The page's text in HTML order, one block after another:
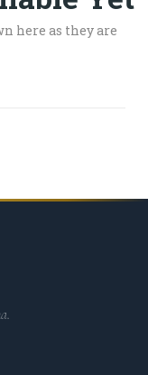
here as they are